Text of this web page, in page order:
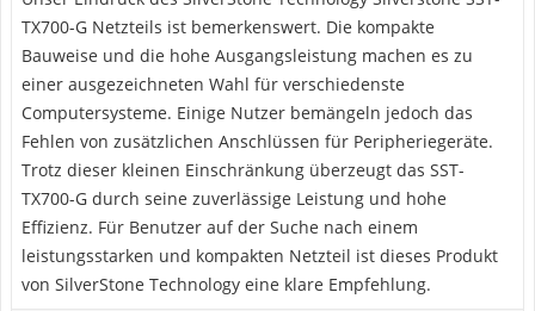
TX700-G Netzteils ist bemerkenswert. Die kompakte
Bauweise und die hohe Ausgangsleistung machen es zu
einer ausgezeichneten Wahl für verschiedenste
Computersysteme. Einige Nutzer bemängeln jedoch das
Fehlen von zusätzlichen Anschlüssen für Peripheriegeräte.
Trotz dieser kleinen Einschränkung überzeugt das SST-
TX700-G durch seine zuverlässige Leistung und hohe
Effizienz. Für Benutzer auf der Suche nach einem
leistungsstarken und kompakten Netzteil ist dieses Produkt
von SilverStone Technology eine klare Empfehlung.